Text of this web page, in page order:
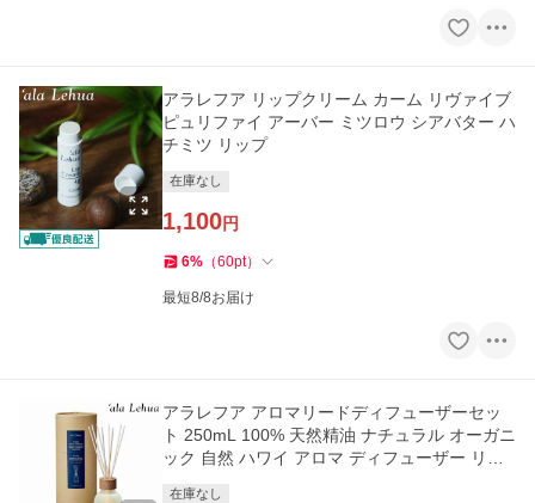
アラレフア リップクリーム カーム リヴァイブ
ピュリファイ アーバー ミツロウ シアバター ハ
チミツ リップ
在庫なし
1,100円
6% （60pt）
最短8/8お届け
アラレフア アロマリードディフューザーセッ
ト 250mL 100% 天然精油 ナチュラル オーガニ
ック 自然 ハワイ アロマ ディフューザー リー
在庫なし